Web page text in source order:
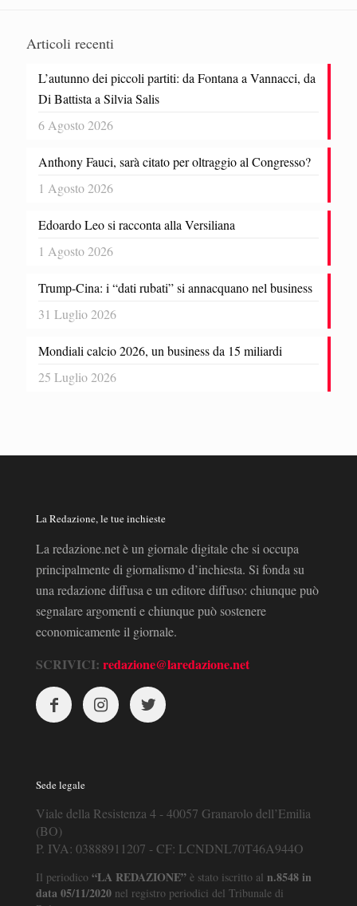
Articoli recenti
L’autunno dei piccoli partiti: da Fontana a Vannacci, da
Di Battista a Silvia Salis
6 Agosto 2026
Anthony Fauci, sarà citato per oltraggio al Congresso?
1 Agosto 2026
Edoardo Leo si racconta alla Versiliana
1 Agosto 2026
Trump-Cina: i “dati rubati” si annacquano nel business
31 Luglio 2026
Mondiali calcio 2026, un business da 15 miliardi
25 Luglio 2026
La Redazione, le tue inchieste
La redazione.net è un giornale digitale che si occupa
principalmente di giornalismo d’inchiesta. Si fonda su
una redazione diffusa e un editore diffuso: chiunque può
segnalare argomenti e chiunque può sostenere
economicamente il giornale.
SCRIVICI: redazione@laredazione.net
Sede legale
Viale della Resistenza 4 - 40057 Granarolo dell’Emilia
(BO)
P. IVA: 03888911207 - CF: LCNDNL70T46A944O
Il periodico “LA REDAZIONE” è stato iscritto al n.8548 in
data 05/11/2020 nel registro periodici del Tribunale di